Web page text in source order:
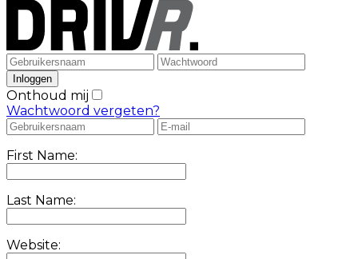
Onthoud mij
Wachtwoord vergeten?
First Name:
Last Name:
Website: